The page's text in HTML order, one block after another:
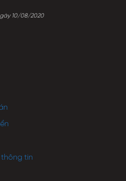
10/08/2020
tin